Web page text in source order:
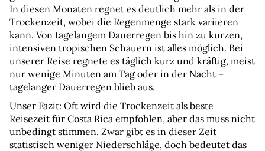
In diesen Monaten regnet es deutlich mehr als in der
Trockenzeit, wobei die Regenmenge stark variieren
kann. Von tagelangem Dauerregen bis hin zu kurzen,
intensiven tropischen Schauern ist alles möglich. Bei
unserer Reise regnete es täglich kurz und kräftig, meist
nur wenige Minuten am Tag oder in der Nacht –
tagelanger Dauerregen blieb aus.
Unser Fazit: Oft wird die Trockenzeit als beste
Reisezeit für Costa Rica empfohlen, aber das muss nicht
unbedingt stimmen. Zwar gibt es in dieser Zeit
statistisch weniger Niederschläge, doch bedeutet das